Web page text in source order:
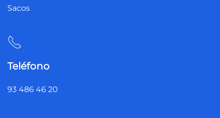
Sacos
Teléfono
93 486 46 20